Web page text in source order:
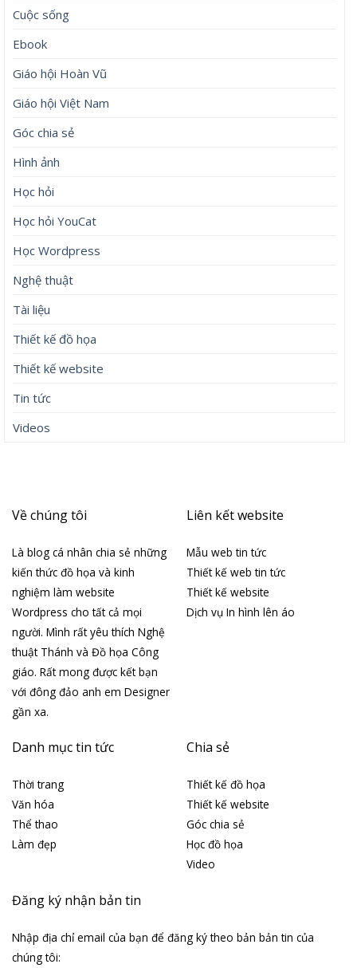
Cuộc sống
Ebook
Giáo hội Hoàn Vũ
Giáo hội Việt Nam
Góc chia sẻ
Hình ảnh
Học hỏi
Học hỏi YouCat
Học Wordpress
Nghệ thuật
Tài liệu
Thiết kế đồ họa
Thiết kế website
Tin tức
Videos
Về chúng tôi
Là blog cá nhân chia sẻ những
kiến thức đồ họa và kinh
nghiệm làm website
Wordpress cho tất cả mọi
người. Mình rất yêu thích Nghệ
thuật Thánh và Đồ họa Công
giáo. Rất mong được kết bạn
với đông đảo anh em Designer
gần xa.
Liên kết website
Mẫu web tin tức
Thiết kế web tin tức
Thiết kế website
Dịch vụ In hình lên áo
Danh mục tin tức
Thời trang
Văn hóa
Thể thao
Làm đẹp
Chia sẻ
Thiết kế đồ họa
Thiết kế website
Góc chia sẻ
Học đồ họa
Video
Đăng ký nhận bản tin
Nhập địa chỉ email của bạn để đăng ký theo bản bản tin của
chúng tôi: